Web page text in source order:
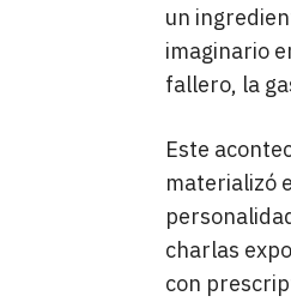
un
imaginario
fallero, la
Este
materializó
charlas
con